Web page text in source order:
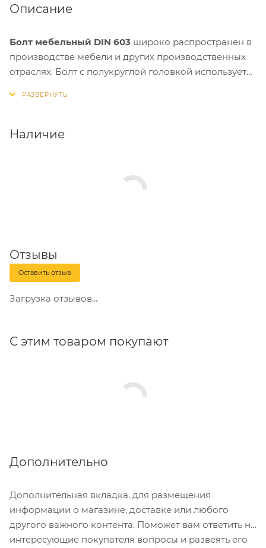
Описание
Болт мебельный DIN 603 широко распространен в
производстве мебели и других производственных
отраслях. Болт с полукруглой головкой используется
Оцинкованы гальваническим методом и
Наличие
Отзывы
Оставить отзыв
Загрузка отзывов...
С этим товаром покупают
Дополнительно
Дополнительная вкладка, для размещения
информации о магазине, доставке или любого
другого важного контента. Поможет вам ответить на
интересующие покупателя вопросы и развеять его